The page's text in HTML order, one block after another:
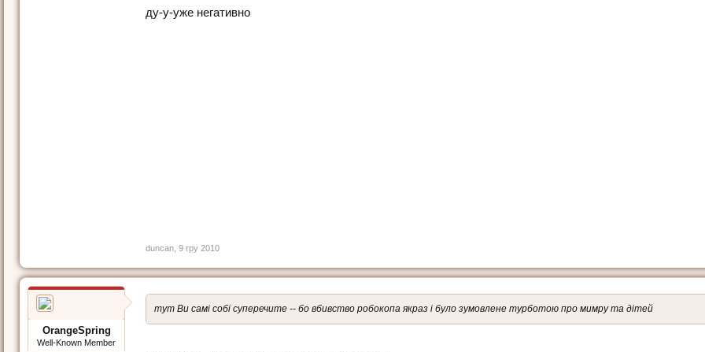
ду-у-уже негативно
duncan 9 гру 2010
OrangeSpring
Well-Known Member
тут Ви самі собі суперечите -- бо вбивство робокопа якраз і було зумовлене турботою про мимру та дітей